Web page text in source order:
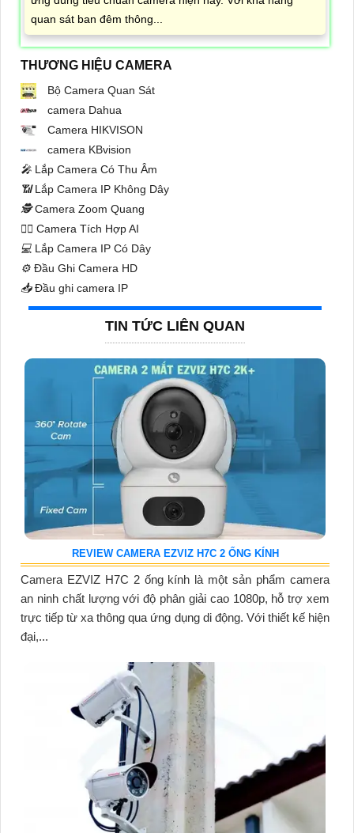
quan sát ban đêm thông...
THƯƠNG HIỆU CAMERA
Bộ Camera Quan Sát
camera Dahua
Camera HIKVISON
camera KBvision
️🎤️ Lắp Camera Có Thu Âm
📶Lắp Camera IP Không Dây
🕵️Camera Zoom Quang
🧛‍♀️ Camera Tích Hợp AI
💻 Lắp Camera IP Có Dây
⚙️ Đầu Ghi Camera HD
📥Đầu ghi camera IP
TIN TỨC LIÊN QUAN
REVIEW CAMERA EZVIZ H7C 2 ỐNG KÍNH
Camera EZVIZ H7C 2 ống kính là một sản phẩm camera
an ninh chất lượng với độ phân giải cao 1080p, hỗ trợ xem
trực tiếp từ xa thông qua ứng dụng di động. Với thiết kế hiện
đại,...